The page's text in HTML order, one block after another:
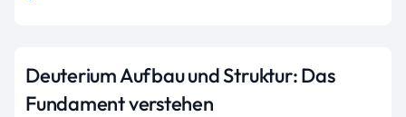
Deuterium Aufbau und Struktur: Das
Fundament verstehen